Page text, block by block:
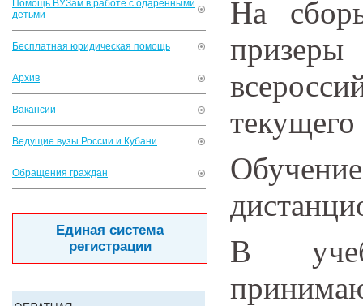
Помощь ВУЗам в работе с одаренными
детьми
Бесплатная юридическая помощь
Архив
Вакансии
Ведущие вузы России и Кубани
Обращения граждан
Единая система
регистрации
На
текущего
В